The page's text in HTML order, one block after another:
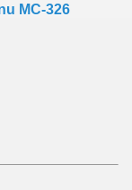
MC-326